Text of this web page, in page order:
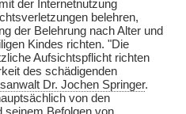
der Internetnutzung
belehren,
der Belehrung nach Alter und
Kindes richten. "Die
Aufsichtspflicht richten
des schädigenden
Dr. Jochen Springer.
von den
seinem Befolgen von